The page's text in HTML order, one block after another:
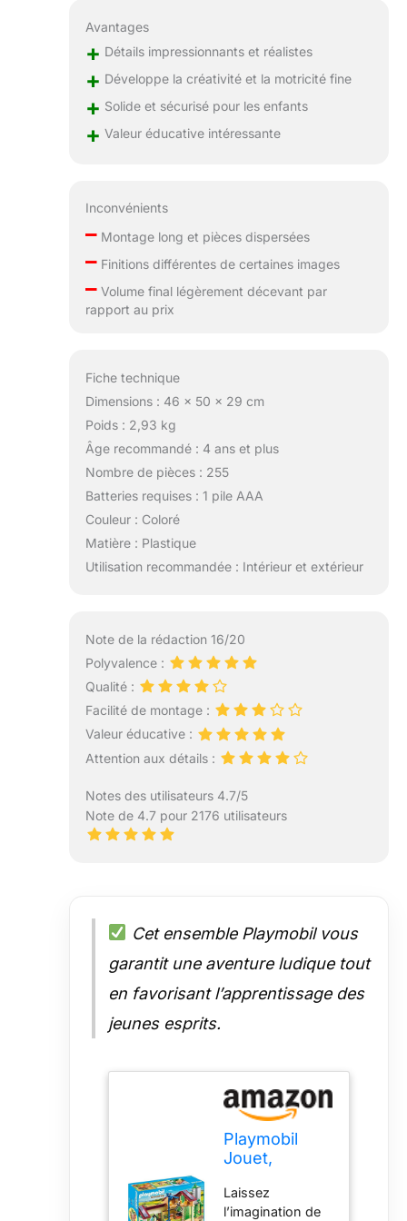
Avantages
+ Détails impressionnants et réalistes
+ Développe la créativité et la motricité fine
+ Solide et sécurisé pour les enfants
+ Valeur éducative intéressante
Inconvénients
–Montage long et pièces dispersées
–Finitions différentes de certaines images
–Volume final légèrement décevant par
rapport au prix
Fiche technique
Dimensions : 46 x 50 x 29 cm
Poids : 2,93 kg
Âge recommandé : 4 ans et plus
Nombre de pièces : 255
Batteries requises : 1 pile AAA
Couleur : Coloré
Matière : Plastique
Utilisation recommandée : Intérieur et extérieur
Note de la rédaction 16/20
Polyvalence :
Qualité :
Facilité de montage :
Valeur éducative :
Attention aux détails :
Notes des utilisateurs 4.7/5
Note de 4.7 pour 2176 utilisateurs
Cet ensemble Playmobil vous
garantit une aventure ludique tout
en favorisant l’apprentissage des
jeunes esprits.
Playmobil
Jouet,
50 x 29 cm
Laissez
l’imagination de